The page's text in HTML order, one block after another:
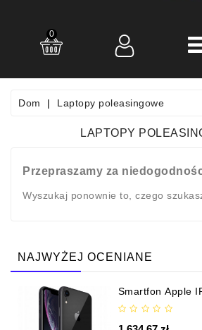
LAPTOPY
KOMPUTERY
REGULAMIN
POLITYKA
PRYWATNOŚCI
0
Dom Laptopy poleasingowe
LAPTOPY
Przepraszamy za
Wyszukaj ponownie to, czego
NAJWYŻEJ OCENIANE
Smartfon Apple